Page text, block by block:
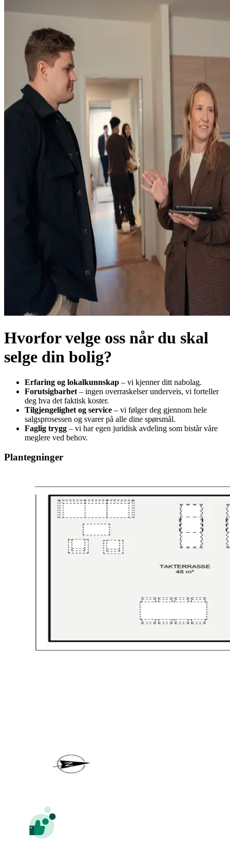
Hvorfor velge oss når du skal
selge din bolig?
Erfaring og lokalkunnskap – vi kjenner ditt nabolag.
Forutsigbarhet – ingen overraskelser underveis, vi forteller
deg hva det faktisk koster.
Tilgjengelighet og service – vi følger deg gjennom hele
salgsprosessen og svarer på alle dine spørsmål.
Faglig trygg – vi har egen juridisk avdeling som bistår våre
meglere ved behov.
Plantegninger